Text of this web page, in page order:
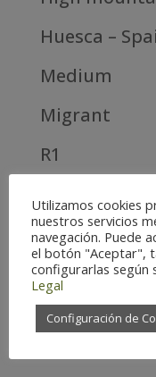
Huesca –
Medium
Migrant
R1
R11
R12
R13
Utilizamos cookies
nuestros servicios
navegación. Puede
el botón "Aceptar",
configurarlas según
Legal
Configuración de